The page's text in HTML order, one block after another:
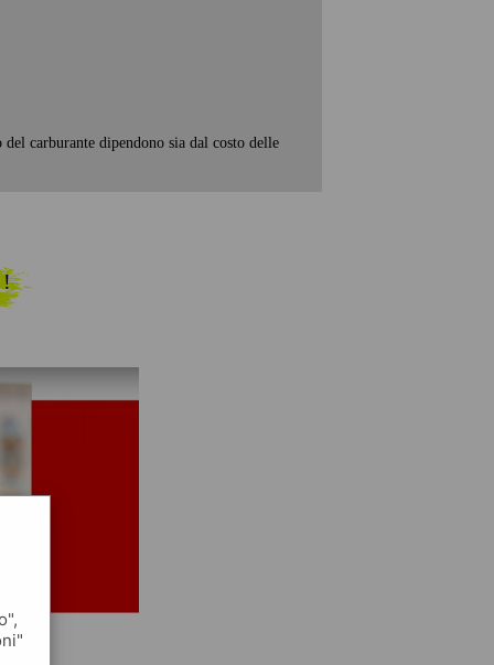
carburante dipendono sia dal costo delle
!